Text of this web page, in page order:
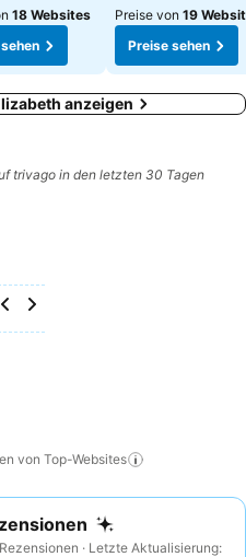
18 Websites
Preise von 19
Preise sehen
anzeigen
trivago in den letzten 30 Tagen
von Top-Websites
· Letzte Aktualisierung: